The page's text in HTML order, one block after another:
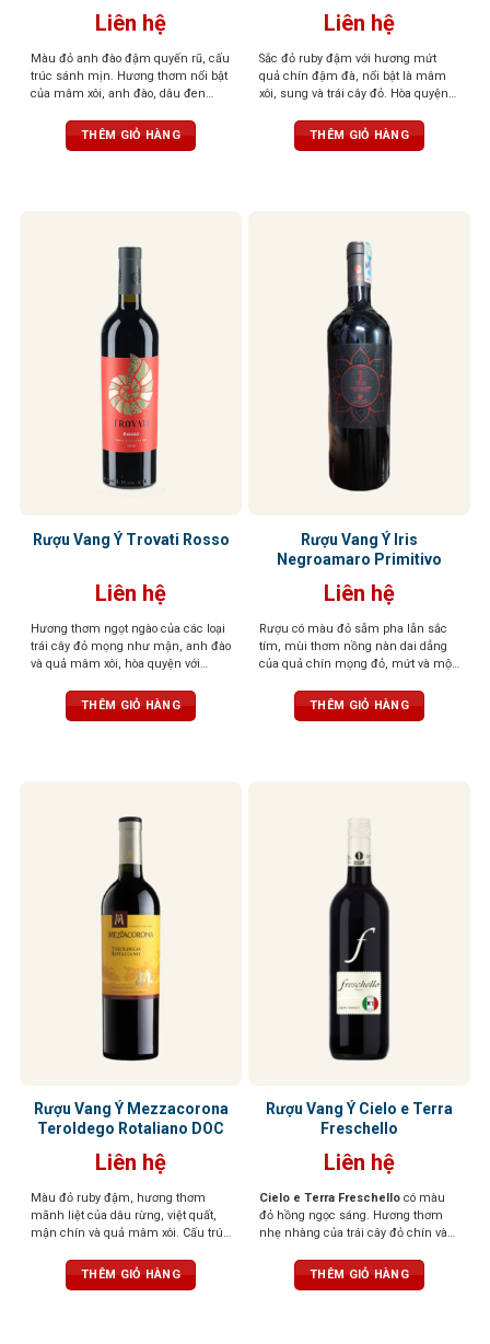
Liên hệ
Màu đỏ anh đào đậm quyến rũ, cấu
trúc sánh mịn. Hương thơm nổi bật
của mâm xôi, anh đào, dâu đen
đen cay nồng. Khi rượu “thở” trong
ly, tầng hương vani và thuốc lá tinh
THÊM GIỎ HÀNG
Liên hệ
Sắc đỏ ruby đậm với hương mứt
quả chín đậm đà, nổi bật là mâm
xôi, sung và trái cây đỏ. Hòa quyện
như tiêu đen, quế, thảo mộc khô,
gợi cảm giác ấm áp và hài hòa.
THÊM GIỎ HÀNG
Rượu Vang Ý Trovati Rosso
Liên hệ
Hương thơm ngọt ngào của các loại
trái cây đỏ mọng như mận, anh đào
và quả mâm xôi, hòa quyện với
vị và vani. Vị chát mềm mại, tròn
trịa, cân bằng hoàn hảo với vị chua
THÊM GIỎ HÀNG
Rượu Vang Ý Iris
Negroamaro Primitivo
Liên hệ
Rượu có màu đỏ sẫm pha lẫn sắc
tím, mùi thơm nồng nàn dai dẳng
của quả chín mọng đỏ, mứt và một
rượu tròn đầy, tannin mạnh mẽ,
cân bằng tuyệt vời
THÊM GIỎ HÀNG
Rượu Vang Ý Mezzacorona
Teroldego Rotaliano DOC
Liên hệ
Màu đỏ ruby đậm, hương thơm
mãnh liệt của dâu rừng, việt quất,
mận chín và quả mâm xôi. Cấu trúc
trịa và hậu vị ấn tượng trong vòm
miệng
THÊM GIỎ HÀNG
Rượu Vang Ý Cielo e Terra
Freschello
Liên hệ
Cielo e Terra Freschello có màu
đỏ hồng ngọc sáng. Hương thơm
nhẹ nhàng của trái cây đỏ chín và
ngọt ngào khi thưởng thức.
THÊM GIỎ HÀNG